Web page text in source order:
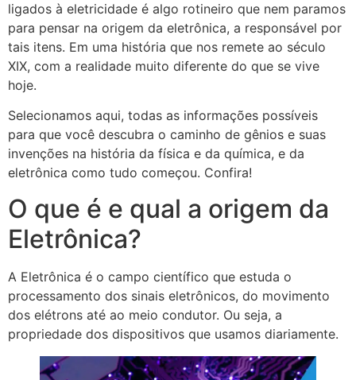
ligados à eletricidade é algo rotineiro que nem paramos
para pensar na origem da eletrônica, a responsável por
tais itens. Em uma história que nos remete ao século
XIX, com a realidade muito diferente do que se vive
hoje.
Selecionamos aqui, todas as informações possíveis
para que você descubra o caminho de gênios e suas
invenções na história da física e da química, e da
eletrônica como tudo começou. Confira!
O que é e qual a origem da
Eletrônica?
A Eletrônica é o campo científico que estuda o
processamento dos sinais eletrônicos, do movimento
dos elétrons até ao meio condutor. Ou seja, a
propriedade dos dispositivos que usamos diariamente.